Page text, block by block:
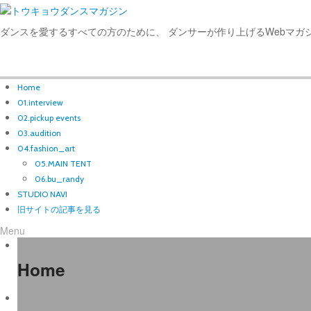
ダンスを愛するすべての方のために、 ダンサーが作り上げるWebマガ
Home
01.interview
02.pickup events
03.audition
04.fashion_art
05.MAIN TENT
06.bu_randy
STUDIO NAVI
旧サイトの記事を見る
Menu
Home